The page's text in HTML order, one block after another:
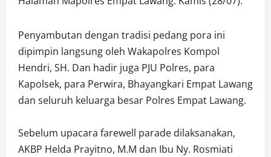
Penyambutan dengan tradisi pedang pora ini
dipimpin langsung oleh Wakapolres Kompol
Hendri, SH. Dan hadir juga PJU Polres, para
Kapolsek, para Perwira, Bhayangkari Empat Lawang
dan seluruh keluarga besar Polres Empat Lawang.
Sebelum upacara farewell parade dilaksanakan,
AKBP Helda Prayitno, M.M dan Ibu Ny. Rosmiati